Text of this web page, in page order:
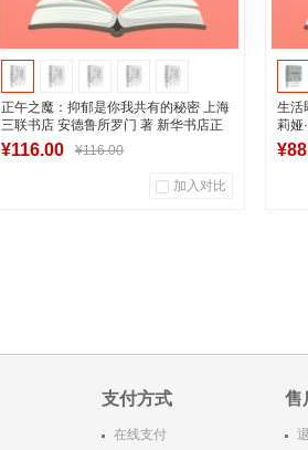
正午之魔：抑郁是你我共有的秘密 上海
三联书店 安德鲁所罗门 著 新华书店正
版图书
¥116.00 ¥116.00
加入对比
生活
莉娅
支付方式
在线支付
售